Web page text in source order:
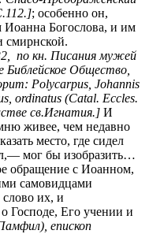
; особенно он,
Иоанна Богослова, и им
смирнской.
по кн. Писания мужей
Библейское Общество,
Polycarpus Johannis
ordinatus (Catal. Eccles.
св.Игнатия.] И
живее, чем недавно
место, где сидел
мог бы изобразить…
обращение с Иоанном,
самовидцами
их, и
Господе, Его учении и
епископ